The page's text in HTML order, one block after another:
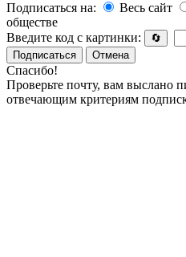
Подписаться на:
Весь сайт
обществе
Введите код с картинки:
🔄
Подписаться
Отмена
Спасибо!
Проверьте почту, вам выслано
отвечающим критериям